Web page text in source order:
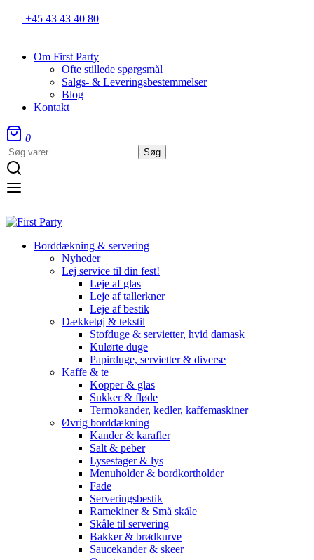
+45 43 43 40 80
Om First Party
Ofte stillede spørgsmål
Salgs- & Leveringsbestemmelser
Blog
Kontakt
0
Søg
efter:
Søg
Borddækning & servering
Nyheder
Lej service til din fest!
Leje af glas
Leje af tallerkner
Leje af bestik
Dækketøj & tekstil
Stofduge & servietter, hvid damask
Kulørte duge
Papirduge, servietter & diverse
Kaffe & te
Kopper & glas
Sukker & fløde
Termokander, kedler, kaffemaskiner
Øvrig borddækning
Kander & karafler
Salt & peber
Lysestager & lys
Menuholder & bordkortholder
Fade
Serveringsbestik
Ramekiner & Små skåle
Skåle til servering
Bakker & brødkurve
Saucekander & skeer